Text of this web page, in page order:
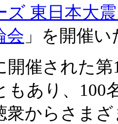
ズ 東日本大
会 」を開催
開催された
もあり、100
衆からさま